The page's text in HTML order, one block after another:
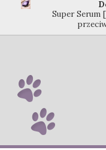
Super Serum